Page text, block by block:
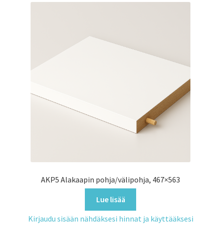
AKP5 Alakaapin pohja/välipohja, 467×563
Lue lisää
Kirjaudu sisään nähdäksesi hinnat ja käyttääksesi